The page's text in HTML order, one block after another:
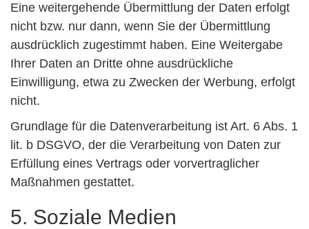
Eine weitergehende Übermittlung der Daten erfolgt
nicht bzw. nur dann, wenn Sie der Übermittlung
ausdrücklich zugestimmt haben. Eine Weitergabe
Ihrer Daten an Dritte ohne ausdrückliche
Einwilligung, etwa zu Zwecken der Werbung, erfolgt
nicht.
Grundlage für die Datenverarbeitung ist Art. 6 Abs. 1
lit. b DSGVO, der die Verarbeitung von Daten zur
Erfüllung eines Vertrags oder vorvertraglicher
Maßnahmen gestattet.
5. Soziale Medien